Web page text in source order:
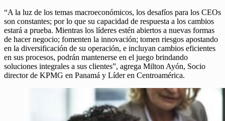
“A la luz de los temas macroeconómicos, los desafíos para los CEOs
son constantes; por lo que su capacidad de respuesta a los cambios
estará a prueba. Mientras los líderes estén abiertos a nuevas formas
de hacer negocio; fomenten la innovación; tomen riesgos apostando
en la diversificación de su operación, e incluyan cambios eficientes
en sus procesos, podrán mantenerse en el juego brindando
soluciones integrales a sus clientes”, agrega Milton Ayón, Socio
director de KPMG en Panamá y Líder en Centroamérica.